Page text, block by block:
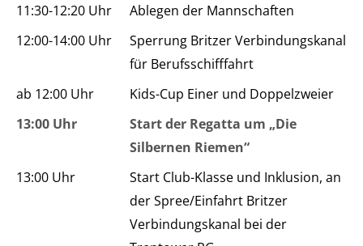
11:30-12:20 Uhr
Ablegen der Mannschaften
12:00-14:00 Uhr
Sperrung Britzer Verbindungskanal
für Berufsschifffahrt
ab 12:00 Uhr
Kids-Cup Einer und Doppelzweier
13:00 Uhr
Start der Regatta um „Die
Silbernen Riemen“
13:00 Uhr
Start Club-Klasse und Inklusion, an
der Spree/Einfahrt Britzer
Verbindungskanal bei der